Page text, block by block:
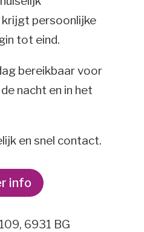
persoonlijke
tot eind.
bereikbaar voor
nacht en in het
en snel contact.
info
6931 BG